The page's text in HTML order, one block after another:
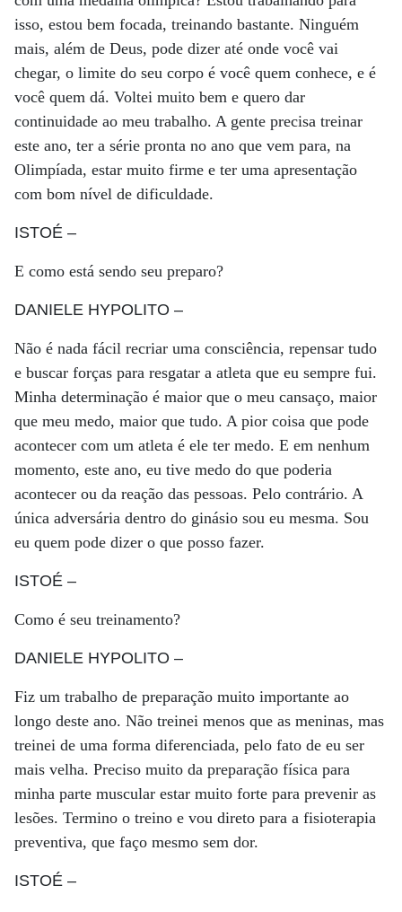
isso, estou bem focada, treinando bastante. Ninguém
mais, além de Deus, pode dizer até onde você vai
chegar, o limite do seu corpo é você quem conhece, e é
você quem dá. Voltei muito bem e quero dar
continuidade ao meu trabalho. A gente precisa treinar
este ano, ter a série pronta no ano que vem para, na
Olimpíada, estar muito firme e ter uma apresentação
com bom nível de dificuldade.
ISTOÉ –
E como está sendo seu preparo?
DANIELE HYPOLITO –
Não é nada fácil recriar uma consciência, repensar tudo
e buscar forças para resgatar a atleta que eu sempre fui.
Minha determinação é maior que o meu cansaço, maior
que meu medo, maior que tudo. A pior coisa que pode
acontecer com um atleta é ele ter medo. E em nenhum
momento, este ano, eu tive medo do que poderia
acontecer ou da reação das pessoas. Pelo contrário. A
única adversária dentro do ginásio sou eu mesma. Sou
eu quem pode dizer o que posso fazer.
ISTOÉ –
Como é seu treinamento?
DANIELE HYPOLITO –
Fiz um trabalho de preparação muito importante ao
longo deste ano. Não treinei menos que as meninas, mas
treinei de uma forma diferenciada, pelo fato de eu ser
mais velha. Preciso muito da preparação física para
minha parte muscular estar muito forte para prevenir as
lesões. Termino o treino e vou direto para a fisioterapia
preventiva, que faço mesmo sem dor.
ISTOÉ –